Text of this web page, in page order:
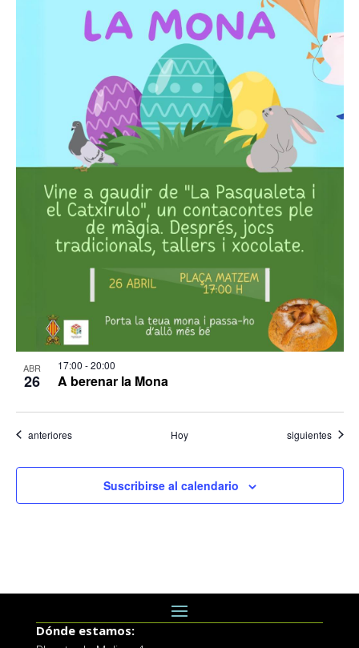
ABR
26 A berenar la Mona
17:00 -20:00
Eventos
anteriores Hoy Eventos
siguientes
Suscribirse al calendario
Dónde estamos: